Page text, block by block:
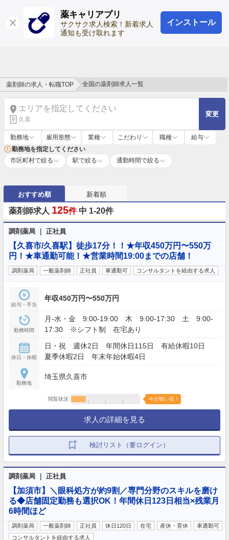
薬キャリアプリ
サクサク求人検索！新着求人
通知も受け取れます
インストール
ログイン 会員登録
薬剤師の求人・転職TOP 全国の薬剤師求人一覧
エリアを指定してください
久喜
変更
勤務地 雇用形態 業種 こだわり 職種
給与
勤務地を指定してください
市区町村で絞る
駅で絞る 通勤時間で絞る
おすすめ順 新着順
薬剤師求人 125件 中 1-20件
調剤薬局 ｜ 正社員
【久喜市/久喜駅】徒歩17分！！★年収450万円〜550万
円！★車通勤可能！★営業時間19:00までの店舗！
調剤薬局 一般薬剤師 正社員 車通勤可 コンサルタントを経由する求人
給与・手当
年収450万円〜550万円
勤務時間
月-水・金 9:00-19:00 木 9:00-17:30 土 9:00-
17:30 ※シフト制 在宅あり
休日・休暇
日・祝 週休2日 年間休日115日 有給休暇10日
夏季休暇2日 年末年始休暇4日
勤務地
埼玉県久喜市
閲覧状況 今が狙い目！
求人の詳細を見る
検討リスト（要ログイン）
調剤薬局 ｜ 正社員
【加須市】＼眼科処方が約9割／専門分野のスキルを磨け
る◆店舗固定勤務も選択OK！年間休日123日相当×残業月
6時間ほど
調剤薬局 一般薬剤師 正社員 休日120日 在宅 産休・育休
車通勤可
コンサルタントを経由する求人